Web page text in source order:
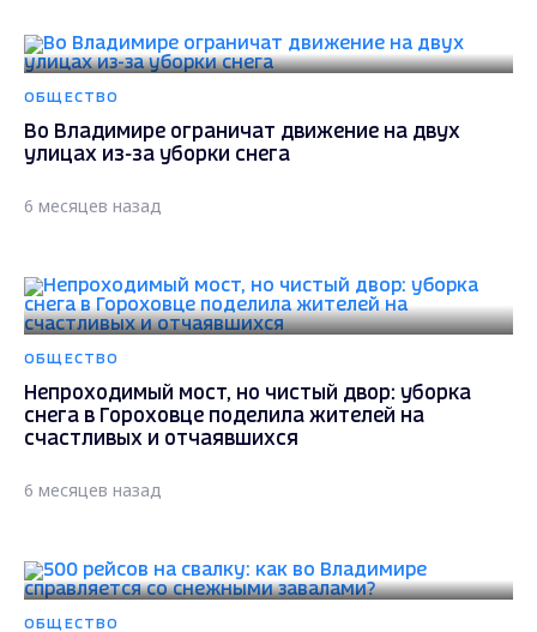
ОБЩЕСТВО
Во Владимире ограничат движение на двух
улицах из-за уборки снега
6 месяцев назад
ОБЩЕСТВО
Непроходимый мост, но чистый двор: уборка
снега в Гороховце поделила жителей на
счастливых и отчаявшихся
6 месяцев назад
ОБЩЕСТВО